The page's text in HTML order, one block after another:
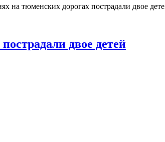
на тюменских дорогах пострадали двое
двое детей